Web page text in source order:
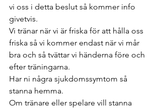
vi oss i detta beslut så kommer info
givetvis.
Vi tränar när vi är friska för att hålla oss
friska så vi kommer endast när vi mår
bra och så tvättar vi händerna före och
efter träningarna.
Har ni några sjukdomssymtom så
stanna hemma.
Om tränare eller spelare vill stanna